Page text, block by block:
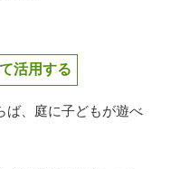
活用する
ば、庭に子どもが遊べ